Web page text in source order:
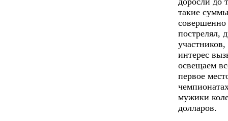
такие
совершенно
пострелял,
интерес
освещаем
первое
мужики
долларов.